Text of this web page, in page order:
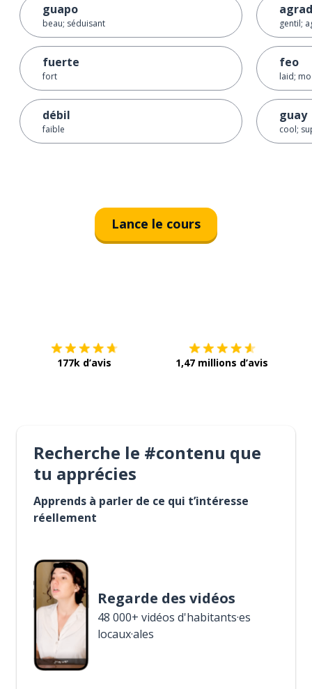
guapo
beau; séduisant
fuerte
fort
débil
faible
gentil;
feo
laid;
guay
cool;
Lance le cours
177k d’avis 1,47 millions d’avis
Recherche le #contenu que
tu apprécies
Apprends à parler de ce qui t’intéresse
réellement
Regarde des vidéos
48 000+ vidéos d'habitants·es
locaux·ales